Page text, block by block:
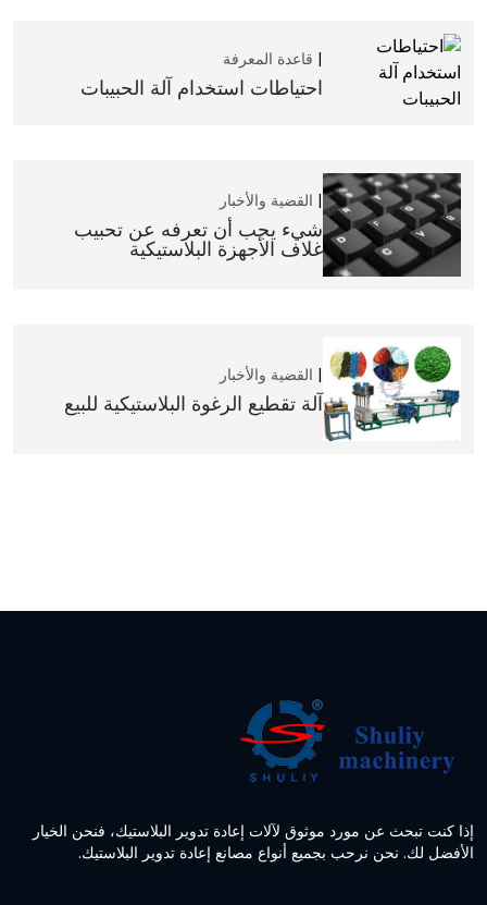
قاعدة المعرفة
احتياطات استخدام آلة الحبيبات
القضية والأخبار
شيء يجب أن تعرفه عن تحبيب
غلاف الأجهزة البلاستيكية
القضية والأخبار
آلة تقطيع الرغوة البلاستيكية للبيع
إذا كنت تبحث عن مورد موثوق لآلات إعادة تدوير البلاستيك، فنحن الخيار
الأفضل لك. نحن نرحب بجميع أنواع مصانع إعادة تدوير البلاستيك.